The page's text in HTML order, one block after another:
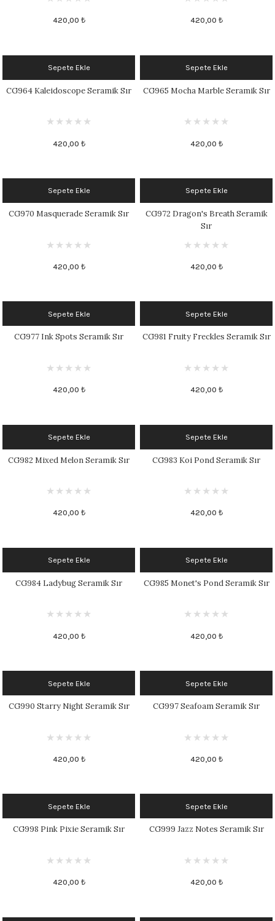
420,00 ₺ 420,00 ₺
Sepete Ekle
CG964 Kaleidoscope Seramik Sır
420,00 ₺
Sepete Ekle
CG965 Mocha Marble Seramik Sır
420,00 ₺
Sepete Ekle
CG970 Masquerade Seramik Sır
420,00 ₺
Sepete Ekle
CG972 Dragon's Breath Seramik
Sır
420,00 ₺
Sepete Ekle
CG977 Ink Spots Seramik Sır
420,00 ₺
Sepete Ekle
CG981 Fruity Freckles Seramik Sır
420,00 ₺
Sepete Ekle
CG982 Mixed Melon Seramik Sır
420,00 ₺
Sepete Ekle
CG983 Koi Pond Seramik Sır
420,00 ₺
Sepete Ekle
CG984 Ladybug Seramik Sır
420,00 ₺
Sepete Ekle
CG985 Monet's Pond Seramik Sır
420,00 ₺
Sepete Ekle
CG990 Starry Night Seramik Sır
420,00 ₺
Sepete Ekle
CG997 Seafoam Seramik Sır
420,00 ₺
Sepete Ekle
CG998 Pink Pixie Seramik Sır
420,00 ₺
Sepete Ekle
CG999 Jazz Notes Seramik Sır
420,00 ₺